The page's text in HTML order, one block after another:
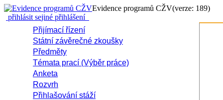
Evidence programů CŽV(verze: 189)
přihlásit sejiné přihlášení
Přijímací řízení
Státní závěrečné zkoušky
Předměty
Témata prací (Výběr práce)
Anketa
Rozvrh
Přihlašování stáží